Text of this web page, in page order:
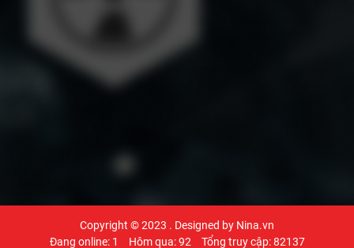
Copyright © 2023 . Designed by Nina.vn
Đang online: 1
Hôm qua: 92 Tổng truy cập: 82137